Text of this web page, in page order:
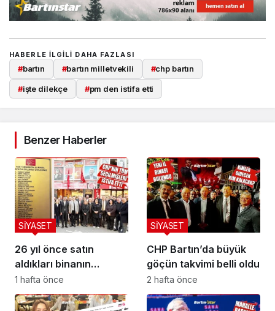
HABERLE ILGILI DAHA FAZLASI
#bartın #bartın milletvekili #chp bartın
#işte dilekçe #pm den istifa etti
Benzer Haberler
26 yıl önce satın
aldıkları binanın
önünde buruk veda
SİYASET
1 hafta önce
CHP Bartın’da büyük
göçün takvimi belli oldu
SİYASET
2 hafta önce